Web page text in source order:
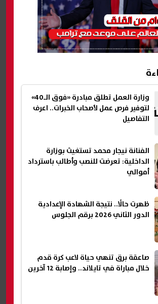
وزارة العمل تطلق مبادرة «فوق الـ40»
لتوفير فرص عمل لأصحاب الخبرات.. اعرف
التفاصيل
الفنانة نيجار محمد تستغيث بوزارة
الداخلية: تعرضت للنصب وأطالب باسترداد
أموالي
ظهرت حالًا.. نتيجة الشهادة الإعدادية
الدور الثاني 2026 برقم الجلوس
صاعقة برق تنهي حياة لاعب كرة قدم
خلال مباراة في تايلاند.. وإصابة 12 آخرين